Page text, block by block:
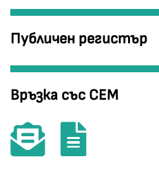
Публичен регистър
Връзка със СЕМ